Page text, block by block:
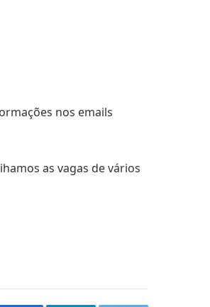
nos emails
as vagas de vários